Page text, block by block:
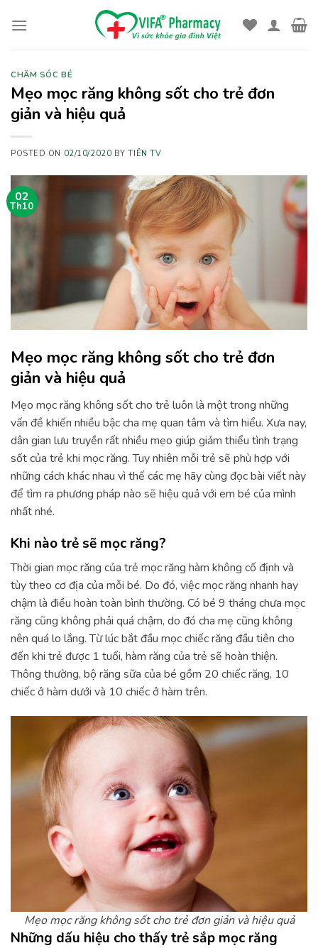
CHĂM SÓC BÉ
Mẹo mọc răng không sốt cho trẻ đơn
giản và hiệu quả
POSTED ON 02/10/2020 BYTIÊN TV
02
Th10
Mẹo mọc răng không sốt cho trẻ đơn
giản và hiệu quả
Mẹo mọc răng không sốt cho trẻ luôn là một trong những
vấn đề khiến nhiều bậc cha mẹ quan tâm và tìm hiểu. Xưa nay,
dân gian lưu truyền rất nhiều mẹo giúp giảm thiểu tình trạng
sốt của trẻ khi mọc răng. Tuy nhiên mỗi trẻ sẽ phù hợp với
những cách khác nhau vì thế các mẹ hãy cùng đọc bài viết này
để tìm ra phương pháp nào sẽ hiệu quả với em bé của mình
nhất nhé.
Khi nào trẻ sẽ mọc răng?
Thời gian mọc răng của trẻ mọc răng hàm không cố định và
tùy theo cơ địa của mỗi bé. Do đó, việc mọc răng nhanh hay
chậm là điều hoàn toàn bình thường. Có bé 9 tháng chưa mọc
răng cũng không phải quá chậm, do đó cha mẹ cũng không
nên quá lo lắng. Từ lúc bắt đầu mọc chiếc răng đầu tiên cho
đến khi trẻ được 1 tuổi, hàm răng của trẻ sẽ hoàn thiện.
Thông thường, bộ răng sữa của bé gồm 20 chiếc răng, 10
chiếc ở hàm dưới và 10 chiếc ở hàm trên.
Mẹo mọc răng không sốt cho trẻ đơn giản và hiệu quả
Những dấu hiệu cho thấy trẻ sắp mọc răng